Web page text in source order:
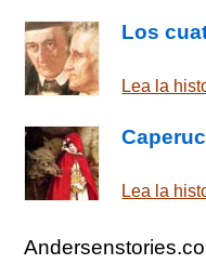
Los
Lea la
Lea la